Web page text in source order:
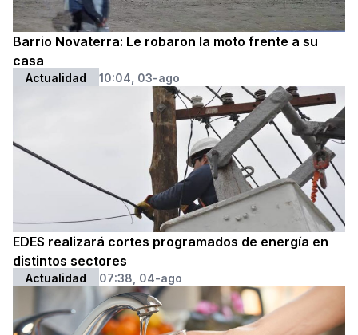
Barrio Novaterra: Le robaron la moto frente a su
casa
Actualidad 10:04, 03-ago
EDES realizará cortes programados de energía en
distintos sectores
Actualidad 07:38, 04-ago